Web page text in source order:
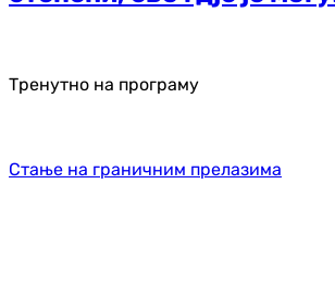
Тренутно на програму
Стање на граничним прелазима